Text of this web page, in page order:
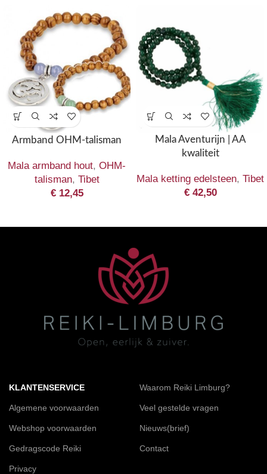
Armband OHM-talisman
Mala armband hout, OHM-
talisman, Tibet
€12,45
Mala Aventurijn | AA
kwaliteit
Mala ketting edelsteen, Tibet
€42,50
KLANTENSERVICE
Algemene voorwaarden
Webshop voorwaarden
Gedragscode Reiki
Privacy
Waarom Reiki Limburg?
Veel gestelde vragen
Nieuws(brief)
Contact